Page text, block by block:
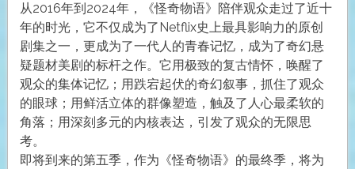
从2016年到2024年，《怪奇物语》陪伴观众走过了近十
年的时光，它不仅成为了Netflix史上最具影响力的原创
剧集之一，更成为了一代人的青春记忆，成为了奇幻悬
疑题材美剧的标杆之作。它用极致的复古情怀，唤醒了
观众的集体记忆；用跌宕起伏的奇幻叙事，抓住了观众
的眼球；用鲜活立体的群像塑造，触及了人心最柔软的
角落；用深刻多元的内核表达，引发了观众的无限思
考。
即将到来的第五季，作为《怪奇物语》的最终季，将为